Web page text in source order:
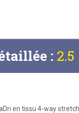
:
en tissu 4-way stretch